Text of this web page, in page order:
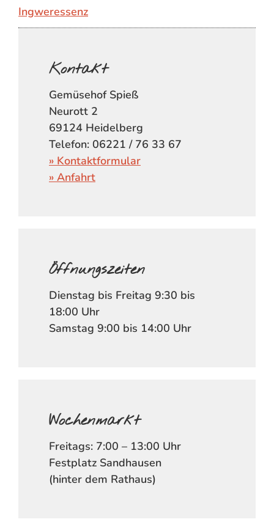
Ingweressenz
Kontakt
Gemüsehof Spieß
Neurott 2
69124 Heidelberg
Telefon: 06221 / 76 33 67
» Kontaktformular
» Anfahrt
Öffnungszeiten
Dienstag bis Freitag 9:30 bis
18:00 Uhr
Samstag 9:00 bis 14:00 Uhr
Wochenmarkt
Freitags: 7:00 – 13:00 Uhr
Festplatz Sandhausen
(hinter dem Rathaus)